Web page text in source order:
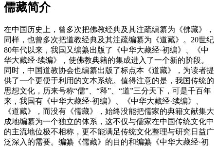
儒藏简介
在中国历史上，曾多次把佛教经典及其注疏编纂为《佛藏》，
同样，也曾多次把道教经典及其注疏编纂为《道藏》。20世纪
80年代以来，我国又编纂出版了《中华大藏经·初编》、《中
华大藏经·续编》，使佛教典籍的集成进入了一个新的阶段。
同时，中国道教协会也编纂出版了标点本《道藏》，为读者提
供了一个更便于利用的文本系统。值得注意的是，我国传统的
思想文化，历来号称“儒”、“释”、“道”三分天下，可是千百年
来，我国有《中华大藏经·初编》、《中华大藏经·续编》、
《道藏》，而没有《儒藏》，始终没能把儒家的典籍文献集大
成地编纂为一个独立的体系，这不仅与儒家在中国传统文化中
的主流地位极不相称，更不能满足传统文化整理与研究日益广
泛深入的需要。编纂《儒藏》的目的和编纂《中华大藏经·初